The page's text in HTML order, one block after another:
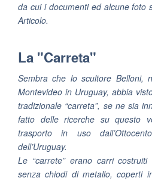
da cui i documenti ed alcune foto
Articolo.
La "Carreta"
Sembra che lo scultore Belloni,
Montevideo in Uruguay, abbia
tradizionale “carreta”, se ne sia
fatto delle ricerche su questo
trasporto in uso
dell’Uruguay.
Le “carrete” erano carri
senza chiodi di metallo, coperti